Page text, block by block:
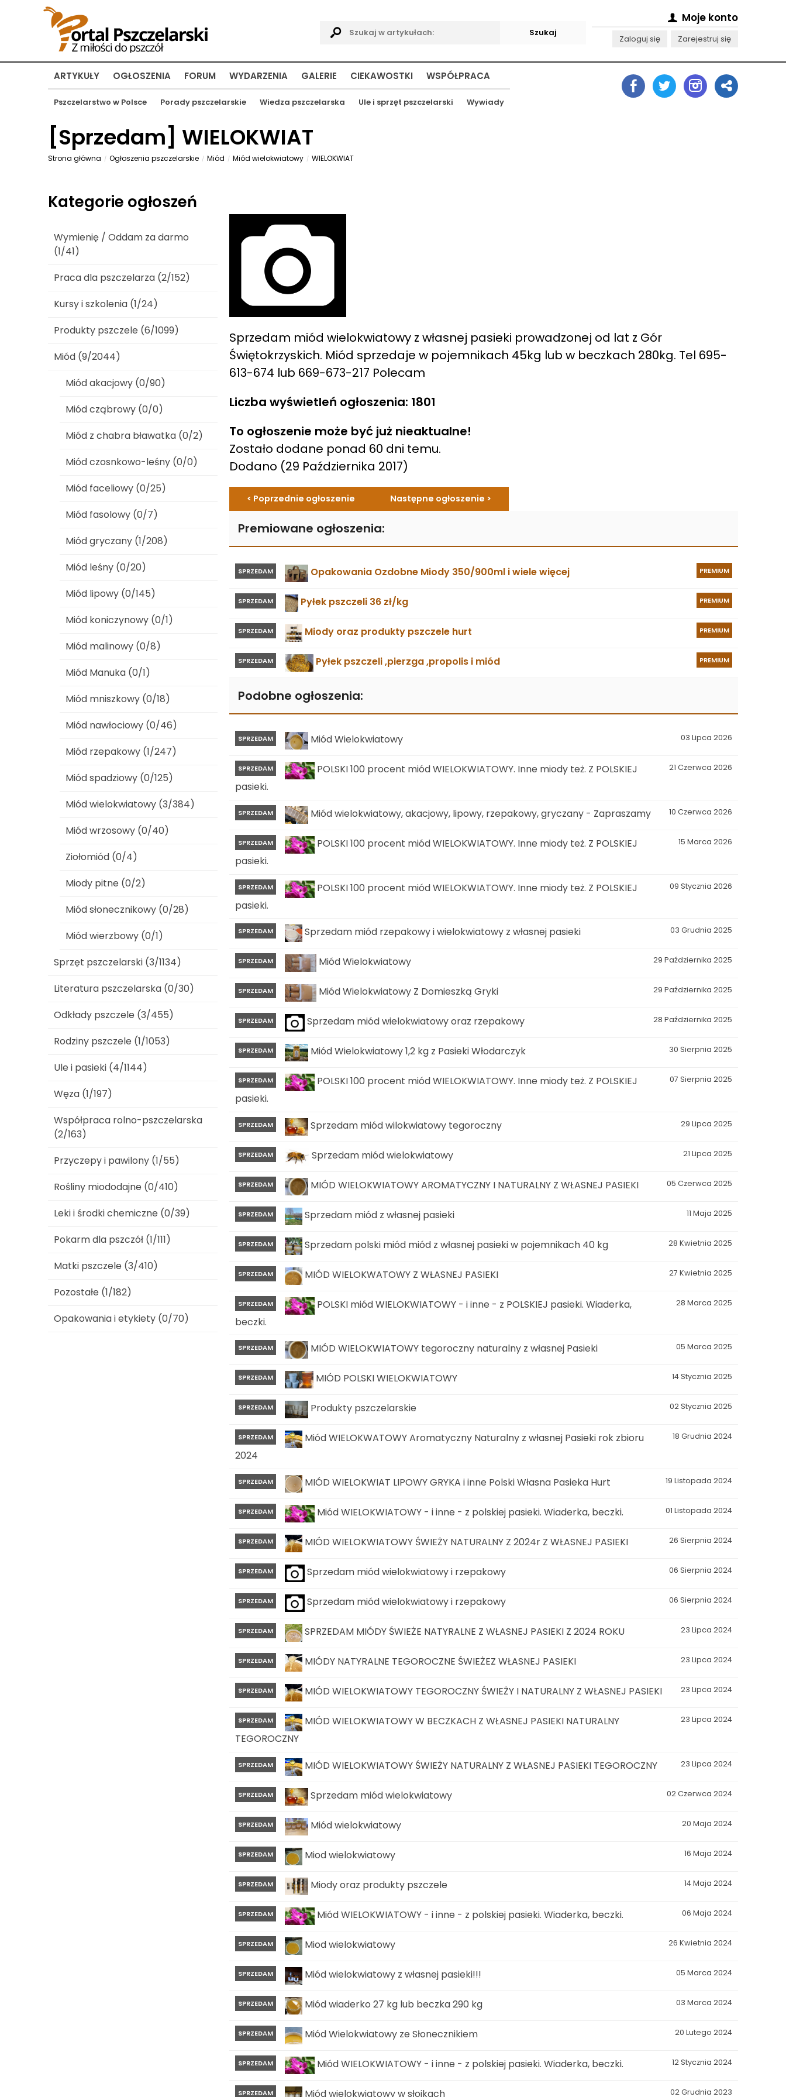
Moje konto
Zaloguj się Zarejestruj się
ARTYKUŁY
Pszczelarstwo w Polsce Porady pszczelarskie Wiedza pszczelarska Ule i sprzęt pszczelarski Wywiady
OGŁOSZENIA FORUM WYDARZENIA GALERIE CIEKAWOSTKI WSPÓŁPRACA
[Sprzedam] WIELOKWIAT
Strona główna Ogłoszenia pszczelarskie Miód Miód wielokwiatowy WIELOKWIAT
Sprzedam miód wielokwiatowy z własnej pasieki prowadzonej od lat z Gór
Świętokrzyskich. Miód sprzedaje w pojemnikach 45kg lub w beczkach 280kg. Tel 695-
613-674 lub 669-673-217 Polecam
Liczba wyświetleń ogłoszenia: 1801
To ogłoszenie może być już nieaktualne!
Zostało dodane ponad 60 dni temu.
Dodano (29 Października 2017)
< Poprzednie ogłoszenie Następne ogłoszenie >
Premiowane ogłoszenia:
PREMIUM
SPRZEDAM Opakowania Ozdobne Miody 350/900ml i wiele więcej
PREMIUM
SPRZEDAM Pyłek pszczeli 36 zł/kg
PREMIUM
SPRZEDAM Miody oraz produkty pszczele hurt
PREMIUM
SPRZEDAM Pyłek pszczeli ,pierzga ,propolis i miód
Podobne ogłoszenia:
03 Lipca 2026
SPRZEDAM Miód Wielokwiatowy
21 Czerwca 2026
SPRZEDAM
POLSKI 100 procent miód WIELOKWIATOWY. Inne miody też. Z POLSKIEJ
pasieki.
10 Czerwca 2026
SPRZEDAM Miód wielokwiatowy, akacjowy, lipowy, rzepakowy, gryczany - Zapraszamy
15 Marca 2026
SPRZEDAM
POLSKI 100 procent miód WIELOKWIATOWY. Inne miody też. Z POLSKIEJ
pasieki.
09 Stycznia 2026
SPRZEDAM
POLSKI 100 procent miód WIELOKWIATOWY. Inne miody też. Z POLSKIEJ
pasieki.
03 Grudnia 2025
SPRZEDAM Sprzedam miód rzepakowy i wielokwiatowy z własnej pasieki
29 Października 2025
SPRZEDAM Miód Wielokwiatowy
29 Października 2025
SPRZEDAM Miód Wielokwiatowy Z Domieszką Gryki
28 Października 2025
SPRZEDAM Sprzedam miód wielokwiatowy oraz rzepakowy
30 Sierpnia 2025
SPRZEDAM Miód Wielokwiatowy 1,2 kg z Pasieki Włodarczyk
07 Sierpnia 2025
SPRZEDAM
POLSKI 100 procent miód WIELOKWIATOWY. Inne miody też. Z POLSKIEJ
pasieki.
29 Lipca 2025
SPRZEDAM Sprzedam miód wilokwiatowy tegoroczny
21 Lipca 2025
SPRZEDAM Sprzedam miód wielokwiatowy
05 Czerwca 2025
SPRZEDAM MIÓD WIELOKWIATOWY AROMATYCZNY I NATURALNY Z WŁASNEJ PASIEKI
11 Maja 2025
SPRZEDAM Sprzedam miód z własnej pasieki
28 Kwietnia 2025
SPRZEDAM Sprzedam polski miód miód z własnej pasieki w pojemnikach 40 kg
27 Kwietnia 2025
SPRZEDAM MIÓD WIELOKWATOWY Z WŁASNEJ PASIEKI
28 Marca 2025
SPRZEDAM
POLSKI miód WIELOKWIATOWY - i inne - z POLSKIEJ pasieki. Wiaderka,
beczki.
05 Marca 2025
SPRZEDAM MIÓD WIELOKWIATOWY tegoroczny naturalny z własnej Pasieki
14 Stycznia 2025
SPRZEDAM MIÓD POLSKI WIELOKWIATOWY
02 Stycznia 2025
SPRZEDAM Produkty pszczelarskie
18 Grudnia 2024
SPRZEDAM
Miód WIELOKWATOWY Aromatyczny Naturalny z własnej Pasieki rok zbioru
2024
19 Listopada 2024
SPRZEDAM MIÓD WIELOKWIAT LIPOWY GRYKA i inne Polski Własna Pasieka Hurt
01 Listopada 2024
SPRZEDAM Miód WIELOKWIATOWY - i inne - z polskiej pasieki. Wiaderka, beczki.
26 Sierpnia 2024
SPRZEDAM MIÓD WIELOKWIATOWY ŚWIEŻY NATURALNY Z 2024r Z WŁASNEJ PASIEKI
06 Sierpnia 2024
SPRZEDAM Sprzedam miód wielokwiatowy i rzepakowy
06 Sierpnia 2024
SPRZEDAM Sprzedam miód wielokwiatowy i rzepakowy
23 Lipca 2024
SPRZEDAM SPRZEDAM MIÓDY ŚWIEŻE NATYRALNE Z WŁASNEJ PASIEKI Z 2024 ROKU
23 Lipca 2024
SPRZEDAM MIÓDY NATYRALNE TEGOROCZNE ŚWIEŻEZ WŁASNEJ PASIEKI
23 Lipca 2024
SPRZEDAM MIÓD WIELOKWIATOWY TEGOROCZNY ŚWIEŻY I NATURALNY Z WŁASNEJ PASIEKI
23 Lipca 2024
SPRZEDAM
MIÓD WIELOKWIATOWY W BECZKACH Z WŁASNEJ PASIEKI NATURALNY
TEGOROCZNY
23 Lipca 2024
SPRZEDAM MIÓD WIELOKWIATOWY ŚWIEŻY NATURALNY Z WŁASNEJ PASIEKI TEGOROCZNY
02 Czerwca 2024
SPRZEDAM Sprzedam miód wielokwiatowy
20 Maja 2024
SPRZEDAM Miód wielokwiatowy
16 Maja 2024
SPRZEDAM Miod wielokwiatowy
14 Maja 2024
SPRZEDAM Miody oraz produkty pszczele
06 Maja 2024
SPRZEDAM Miód WIELOKWIATOWY - i inne - z polskiej pasieki. Wiaderka, beczki.
26 Kwietnia 2024
SPRZEDAM Miod wielokwiatowy
05 Marca 2024
SPRZEDAM Miód wielokwiatowy z własnej pasieki!!!
03 Marca 2024
SPRZEDAM Miód wiaderko 27 kg lub beczka 290 kg
20 Lutego 2024
SPRZEDAM Miód Wielokwiatowy ze Słonecznikiem
12 Stycznia 2024
SPRZEDAM Miód WIELOKWIATOWY - i inne - z polskiej pasieki. Wiaderka, beczki.
02 Grudnia 2023
SPRZEDAM Miód wielokwiatowy w słoikach
Kategorie ogłoszeń
Wymienię / Oddam za darmo
(1/41)
Praca dla pszczelarza (2/152)
Kursy i szkolenia (1/24)
Produkty pszczele (6/1099)
Miód (9/2044)
Miód akacjowy (0/90)
Miód cząbrowy (0/0)
Miód z chabra bławatka (0/2)
Miód czosnkowo-leśny (0/0)
Miód faceliowy (0/25)
Miód fasolowy (0/7)
Miód gryczany (1/208)
Miód leśny (0/20)
Miód lipowy (0/145)
Miód koniczynowy (0/1)
Miód malinowy (0/8)
Miód Manuka (0/1)
Miód mniszkowy (0/18)
Miód nawłociowy (0/46)
Miód rzepakowy (1/247)
Miód spadziowy (0/125)
Miód wielokwiatowy (3/384)
Miód wrzosowy (0/40)
Ziołomiód (0/4)
Miody pitne (0/2)
Miód słonecznikowy (0/28)
Miód wierzbowy (0/1)
Sprzęt pszczelarski (3/1134)
Literatura pszczelarska (0/30)
Odkłady pszczele (3/455)
Rodziny pszczele (1/1053)
Ule i pasieki (4/1144)
Węza (1/197)
Współpraca rolno-pszczelarska
(2/163)
Przyczepy i pawilony (1/55)
Rośliny miododajne (0/410)
Leki i środki chemiczne (0/39)
Pokarm dla pszczół (1/111)
Matki pszczele (3/410)
Pozostałe (1/182)
Opakowania i etykiety (0/70)